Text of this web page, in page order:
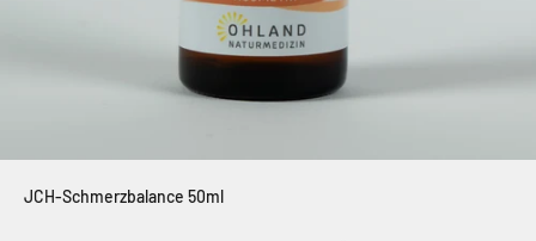
JCH-Schmerzbalance 50ml